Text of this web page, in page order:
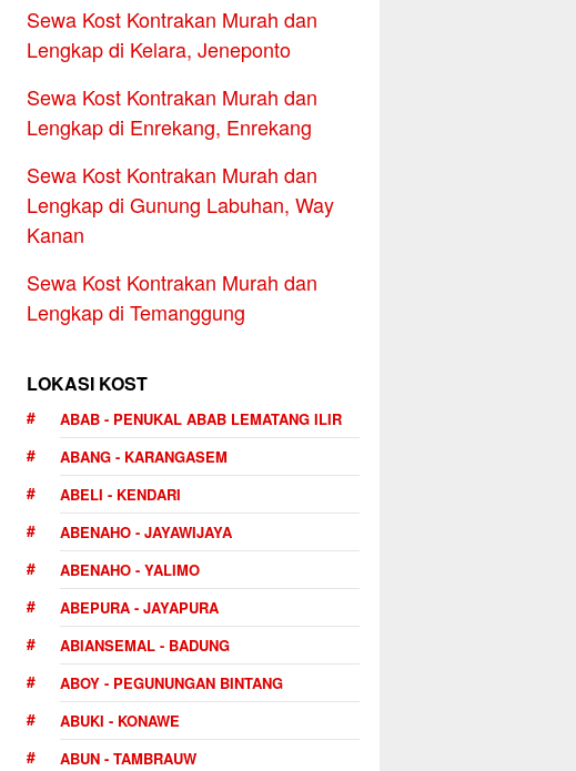
Sewa Kost Kontrakan Murah dan
Lengkap di Kelara, Jeneponto
Sewa Kost Kontrakan Murah dan
Lengkap di Enrekang, Enrekang
Sewa Kost Kontrakan Murah dan
Lengkap di Gunung Labuhan, Way
Kanan
Sewa Kost Kontrakan Murah dan
Lengkap di Temanggung
LOKASI KOST
ABAB - PENUKAL ABAB LEMATANG ILIR
ABANG - KARANGASEM
ABELI - KENDARI
ABENAHO - JAYAWIJAYA
ABENAHO - YALIMO
ABEPURA - JAYAPURA
ABIANSEMAL - BADUNG
ABOY - PEGUNUNGAN BINTANG
ABUKI - KONAWE
ABUN - TAMBRAUW